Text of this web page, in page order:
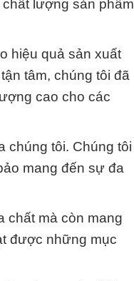
lượng sản phẩm
hiệu quả sản xuất
tâm, chúng tôi đã
cao cho các
chúng tôi. Chúng tôi
mang đến sự đa
chất mà còn mang
được những mục